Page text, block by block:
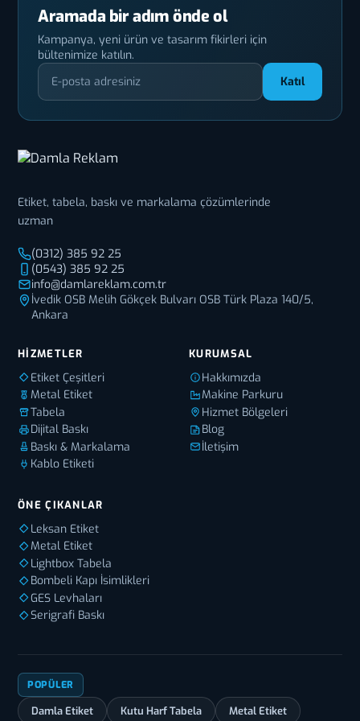
Aramada bir adım önde ol
Kampanya, yeni ürün ve tasarım fikirleri için
bültenimize katılın.
Katıl
Etiket, tabela, baskı ve markalama çözümlerinde
uzman
(0312) 385 92 25
(0543) 385 92 25
info@damlareklam.com.tr
İvedik OSB Melih Gökçek Bulvarı OSB Türk Plaza 140/5,
Ankara
HIZMETLER
Etiket Çeşitleri
Metal Etiket
Tabela
Dijital Baskı
Baskı & Markalama
Kablo Etiketi
KURUMSAL
Hakkımızda
Makine Parkuru
Hizmet Bölgeleri
Blog
İletişim
ÖNE ÇIKANLAR
Leksan Etiket
Metal Etiket
Lightbox Tabela
Bombeli Kapı İsimlikleri
GES Levhaları
Serigrafi Baskı
POPÜLER
Damla Etiket Kutu Harf Tabela Metal Etiket